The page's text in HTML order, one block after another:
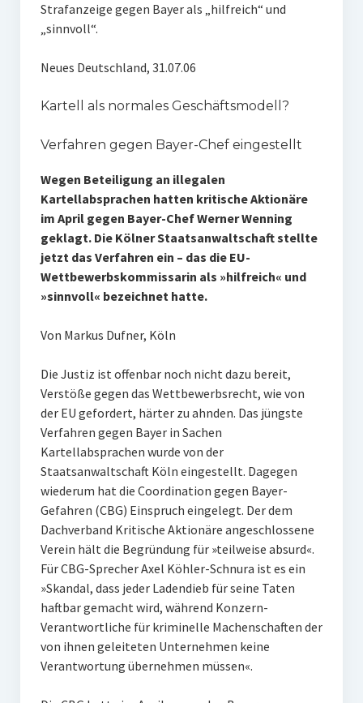
Strafanzeige gegen Bayer als „hilfreich“ und
„sinnvoll“.
Neues Deutschland, 31.07.06
Kartell als normales Geschäftsmodell?
Verfahren gegen Bayer-Chef eingestellt
Wegen Beteiligung an illegalen
Kartellabsprachen hatten kritische Aktionäre
im April gegen Bayer-Chef Werner Wenning
geklagt. Die Kölner Staatsanwaltschaft stellte
jetzt das Verfahren ein – das die EU-
Wettbewerbskommissarin als »hilfreich« und
»sinnvoll« bezeichnet hatte.
Von Markus Dufner, Köln
Die Justiz ist offenbar noch nicht dazu bereit,
Verstöße gegen das Wettbewerbsrecht, wie von
der EU gefordert, härter zu ahnden. Das jüngste
Verfahren gegen Bayer in Sachen
Kartellabsprachen wurde von der
Staatsanwaltschaft Köln eingestellt. Dagegen
wiederum hat die Coordination gegen Bayer-
Gefahren (CBG) Einspruch eingelegt. Der dem
Dachverband Kritische Aktionäre angeschlossene
Verein hält die Begründung für »teilweise absurd«.
Für CBG-Sprecher Axel Köhler-Schnura ist es ein
»Skandal, dass jeder Ladendieb für seine Taten
haftbar gemacht wird, während Konzern-
Verantwortliche für kriminelle Machenschaften der
von ihnen geleiteten Unternehmen keine
Verantwortung übernehmen müssen«.